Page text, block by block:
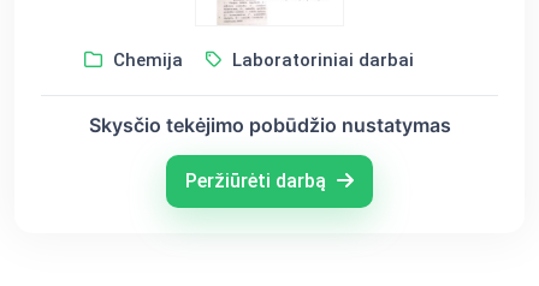
Chemija Laboratoriniai darbai
Skysčio tekėjimo pobūdžio nustatymas
Peržiūrėti darbą